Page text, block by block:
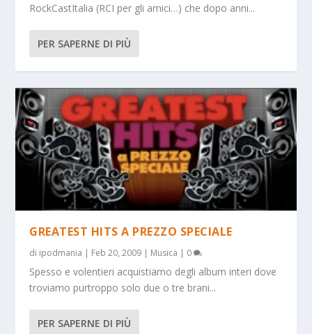
RockCastItalia (RCI per gli amici…) che dopo anni...
PER SAPERNE DI PIÙ
GREATEST HITS A PREZZO SPECIALE
di ipodmania | Feb 20, 2009 | Musica | 0
Spesso e volentieri acquistiamo degli album interi dove
troviamo purtroppo solo due o tre brani...
PER SAPERNE DI PIÙ